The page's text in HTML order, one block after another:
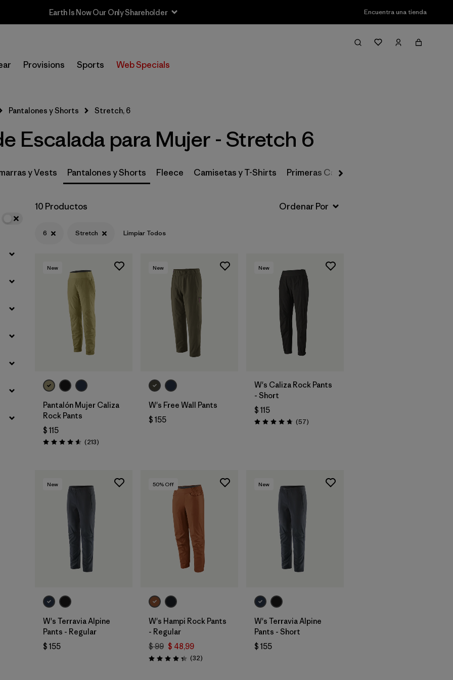
Earth Is Now Our Only Shareholder Encuentra una tienda
Provisions Sports Web Specials
Filter & Sort
Selecciona una tienda
Filtrar por
Price
Filtrar por
Size 1
Filtrar por
Fit
Filtrar por
Features & Processes
Filtrar por
Materials & Fabric
Pantalones y Shorts Stretch, 6
Escalada para Mujer - Stretch 6
y Vests Pantalones y Shorts Fleece Camisetas y T-Shirts Primeras Capas, Calcetines y Ropa
10 Productos
6 Stretch Limpiar Todos
New
Pantalón Mujer Caliza
Rock Pants
$ 115
Valoración: 4.6 / 5
(213Comentarios
)
New
W's Free Wall Pants
$ 155
New
W's Caliza Rock Pants
- Short
$ 115
Valoración: 4.8 / 5
(57Comentarios
)
New
W's Terravia Alpine
Pants - Regular
$ 155
50% Off
W's Hampi Rock Pants
- Regular
$ 99 $ 48,99
Valoración: 4.3 / 5
(32Comentarios
)
New
W's Terravia Alpine
Pants - Short
$ 155